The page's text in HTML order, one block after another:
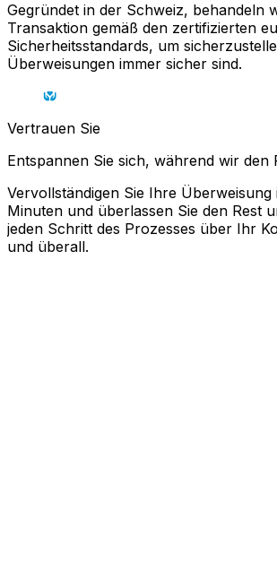
Gegründet in der Schweiz, behandeln
Transaktion gemäß den zertifizierten
Sicherheitsstandards, um
Überweisungen immer sicher sind.
Vertrauen Sie
Entspannen Sie sich, während wir den
Vervollständigen Sie Ihre
Minuten und überlassen Sie den Rest
jeden Schritt des Prozesses über Ihr
und überall.